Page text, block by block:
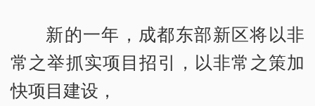
新的一年，成都东部新区将以非
常之举抓实项目招引，以非常之策加
快项目建设，